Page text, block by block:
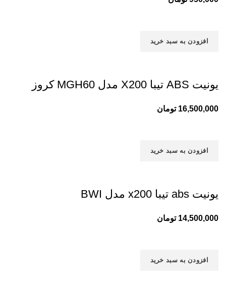
افزودن به سبد خرید
یونیت ABS تیبا X200 مدل MGH60 کروز
16,500,000 تومان
افزودن به سبد خرید
یونیت abs تیبا x200 مدل BWI
14,500,000 تومان
افزودن به سبد خرید